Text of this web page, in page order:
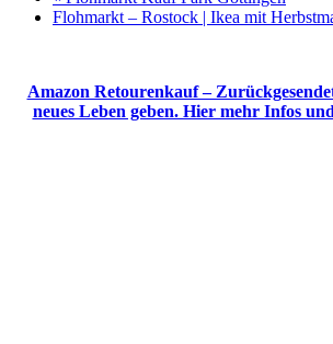
Flohmarkt – Rostock | Ikea mit
Amazon Retourenkauf –
neues Leben geben. Hier mehr Infos